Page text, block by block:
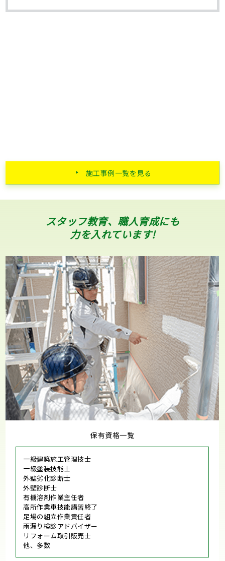
施工事例一覧を見る
スタッフ教育、職人育成にも
力を入れています!
保有資格一覧
一級建築施工管理技士
一級塗装技能士
外壁劣化診断士
外壁診断士
有機溶剤作業主任者
高所作業車技能講習終了
足場の組立作業責任者
雨漏り検診アドバイザー
リフォーム取引販売士
他、多数